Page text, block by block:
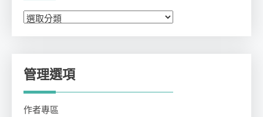
分
管理選項
作者專區